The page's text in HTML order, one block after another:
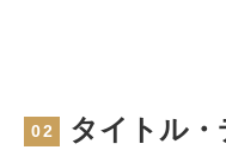
02
タイトル